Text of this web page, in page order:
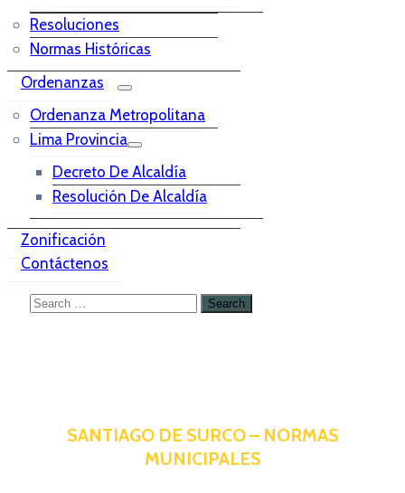
Resoluciones
Normas Históricas
Ordenanzas
Ordenanza Metropolitana
Lima Provincia
Decreto De Alcaldía
Resolución De Alcaldía
Zonificación
Contáctenos
SANTIAGO DE SURCO – NORMAS
MUNICIPALES